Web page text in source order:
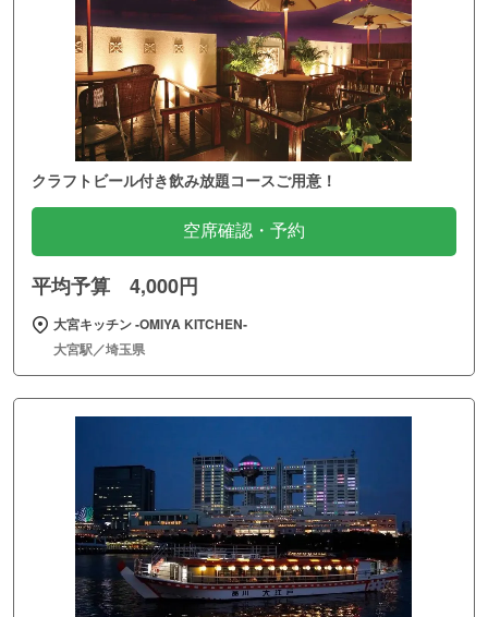
クラフトビール付き飲み放題コースご用意！
空席確認・予約
平均予算 4,000円
大宮キッチン ‐OMIYA KITCHEN‐
大宮駅／埼玉県